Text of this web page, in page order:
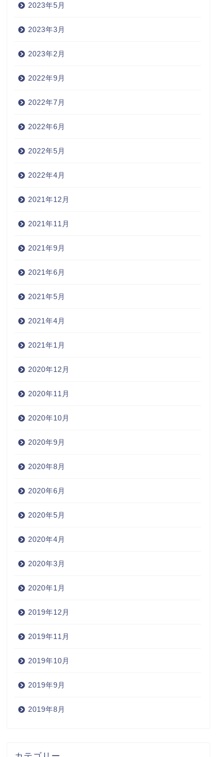
2023年5月
2023年3月
2023年2月
2022年9月
2022年7月
2022年6月
2022年5月
2022年4月
2021年12月
2021年11月
2021年9月
2021年6月
2021年5月
2021年4月
2021年1月
2020年12月
2020年11月
2020年10月
2020年9月
2020年8月
2020年6月
2020年5月
2020年4月
2020年3月
2020年1月
2019年12月
2019年11月
2019年10月
2019年9月
2019年8月